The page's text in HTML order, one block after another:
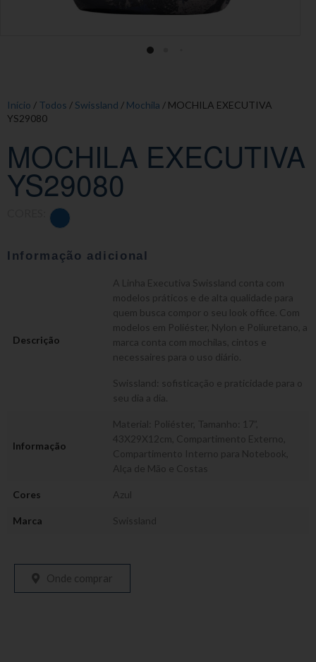
Início / Todos / Swissland / Mochila / MOCHILA EXECUTIVA
YS29080
MOCHILA EXECUTIVA
YS29080
Informação adicional
Descrição
A Linha Executiva Swissland conta com
modelos práticos e de alta qualidade para
quem busca compor o seu look office. Com
modelos em Poliéster, Nylon e Poliuretano, a
marca conta com mochilas, cintos e
necessaires para o uso diário.
Swissland: sofisticação e praticidade para o
seu dia a dia.
Informação
Material: Poliéster, Tamanho: 17”,
43X29X12cm, Compartimento Externo,
Compartimento Interno para Notebook,
Alça de Mão e Costas
Cores Azul
Marca Swissland
Onde comprar